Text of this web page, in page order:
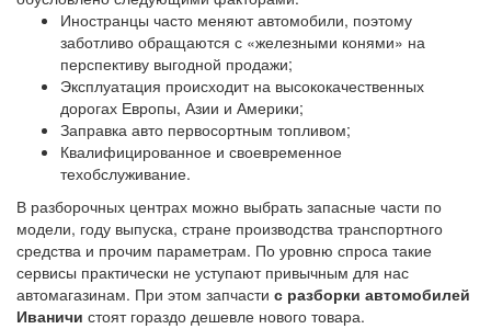
Иностранцы часто меняют автомобили, поэтому
заботливо обращаются с «железными конями» на
перспективу выгодной продажи;
Эксплуатация происходит на высококачественных
дорогах Европы, Азии и Америки;
Заправка авто первосортным топливом;
Квалифицированное и своевременное
техобслуживание.
В разборочных центрах можно выбрать запасные части по
модели, году выпуска, стране производства транспортного
средства и прочим параметрам. По уровню спроса такие
сервисы практически не уступают привычным для нас
автомагазинам. При этом запчасти с разборки автомобилей
Иваничи стоят гораздо дешевле нового товара.